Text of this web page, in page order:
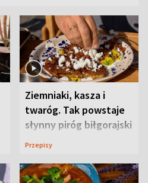
Ziemniaki, kasza i
twaróg. Tak powstaje
słynny piróg biłgorajski
Przepisy